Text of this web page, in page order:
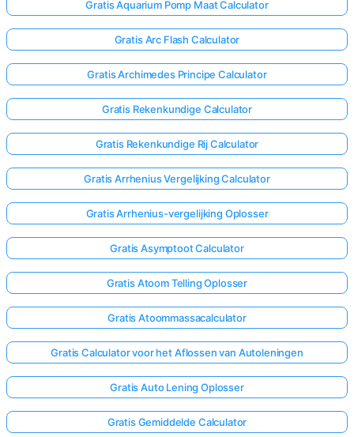
Gratis Aquarium Pomp Maat Calculator
Gratis Arc Flash Calculator
Gratis Archimedes Principe Calculator
Gratis Rekenkundige Calculator
Gratis Rekenkundige Rij Calculator
Gratis Arrhenius Vergelijking Calculator
Gratis Arrhenius-vergelijking Oplosser
Gratis Asymptoot Calculator
Gratis Atoom Telling Oplosser
Gratis Atoommassacalculator
Gratis Calculator voor het Aflossen van Autoleningen
Gratis Auto Lening Oplosser
Gratis Gemiddelde Calculator